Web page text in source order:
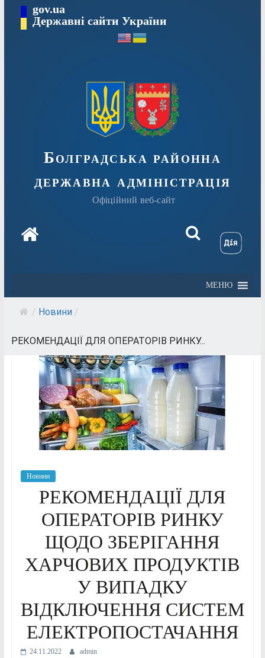
Перейтиgov.ua
Державні сайти України
Болградська районна
державна адміністрація
Офіційний веб-сайт
МЕНЮ
/ Новини /
РЕКОМЕНДАЦІЇ ДЛЯ ОПЕРАТОРІВ РИНКУ...
Новини
РЕКОМЕНДАЦІЇ ДЛЯ
ОПЕРАТОРІВ РИНКУ
ЩОДО ЗБЕРІГАННЯ
ХАРЧОВИХ ПРОДУКТІВ
У ВИПАДКУ
ВІДКЛЮЧЕННЯ СИСТЕМ
ЕЛЕКТРОПОСТАЧАННЯ
24.11.2022 admin